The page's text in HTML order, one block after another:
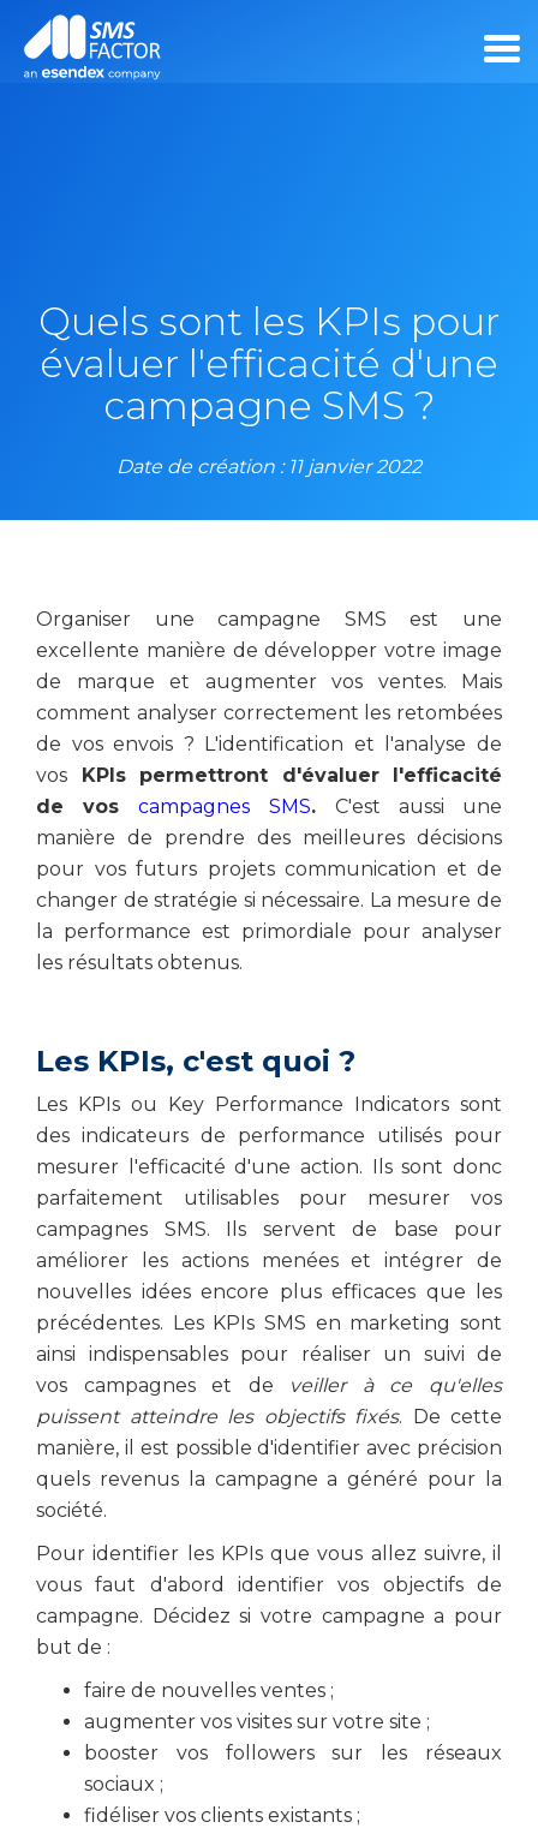
Quels sont les KPIs pour
évaluer l'efficacité d'une
campagne SMS ?
Date de création : 11 janvier 2022
Organiser une campagne SMS est une
excellente manière de développer votre image
de marque et augmenter vos ventes. Mais
comment analyser correctement les retombées
de vos envois ? L'identification et l'analyse de
vos KPIs permettront d'évaluer l'efficacité
de voscampagnes SMS. C'est aussi une
manière de prendre des meilleures décisions
pour vos futurs projets communication et de
changer de stratégie si nécessaire. La mesure de
la performance est primordiale pour analyser
les résultats obtenus.
Les KPIs, c'est quoi ?
Les KPIs ou Key Performance Indicators sont
des indicateurs de performance utilisés pour
mesurer l'efficacité d'une action. Ils sont donc
parfaitement utilisables pour mesurer vos
campagnes SMS. Ils servent de base pour
améliorer les actions menées et intégrer de
nouvelles idées encore plus efficaces que les
précédentes. Les KPIs SMS en marketing sont
ainsi indispensables pour réaliser un suivi de
vos campagnes et de veiller à ce qu'elles
puissent atteindre les objectifs fixés. De cette
manière, il est possible d'identifier avec précision
quels revenus la campagne a généré pour la
société.
Pour identifier les KPIs que vous allez suivre, il
vous faut d'abord identifier vos objectifs de
campagne. Décidez si votre campagne a pour
but de :
faire de nouvelles ventes ;
augmenter vos visites sur votre site ;
booster vos followers sur les réseaux
sociaux ;
fidéliser vos clients existants ;